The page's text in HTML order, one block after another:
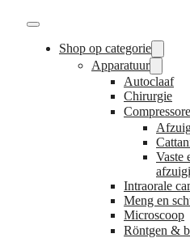
Shop op categorie
Apparatuur
Autoclaaf
Chirurgie
Vaste
Intraorale
Meng en
Microscoop
Röntgen &